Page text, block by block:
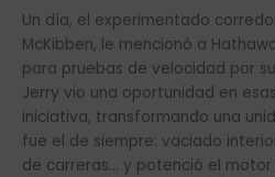
Un día, el experimentado
McKibben, le mencionó a
para pruebas de velocidad por
Jerry vio una oportunidad en
iniciativa, transformando una
fue el de siempre: vaciado
de carreras… y potenció el motor